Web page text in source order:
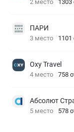
2 место 1303
ПАРИ
3 место 1101
Oxy Travel
4 место 758
Абсолют
5 место 578